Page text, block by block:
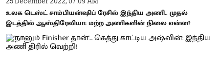
உலக டெஸ்ட் சாம்பியன்ஷிப் ரேசில் இந்திய அணி.. முதல்
இடத்தில் ஆஸ்திரேலியா: மற்ற அணிகளின் நிலை என்ன?